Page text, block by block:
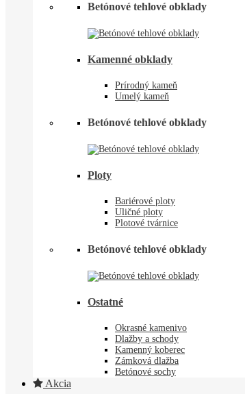
Betónové tehlové obklady
Kamenné obklady
Prírodný kameň
Umelý kameň
Betónové tehlové obklady
Ploty
Bariérové ploty
Uličné ploty
Plotové tvárnice
Betónové tehlové obklady
Ostatné
Okrasné kamenivo
Dlažby a schody
Kamenný koberec
Zámková dlažba
Betónové sochy
Akcia